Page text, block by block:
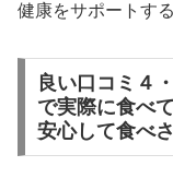
健康をサポートす
良い口コミ４
で実際に食べ
安心して食べ